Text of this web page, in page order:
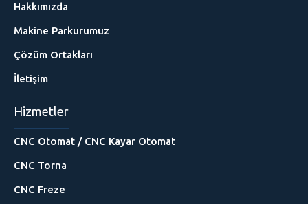
Hakkımızda
Makine Parkurumuz
Çözüm Ortakları
İletişim
Hizmetler
CNC Otomat / CNC Kayar Otomat
CNC Torna
CNC Freze